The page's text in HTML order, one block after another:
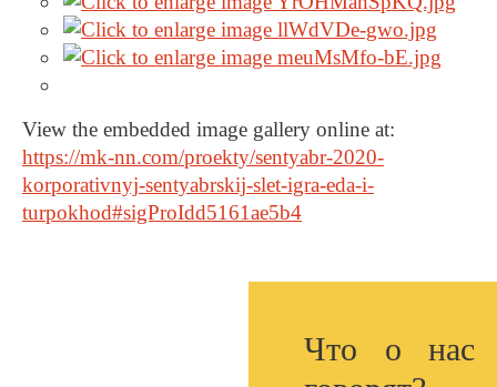
View the embedded image gallery online at:
https://mk-nn.com/proekty/sentyabr-2020-
korporativnyj-sentyabrskij-slet-igra-eda-i-
turpokhod#sigProIdd5161ae5b4
Что о нас